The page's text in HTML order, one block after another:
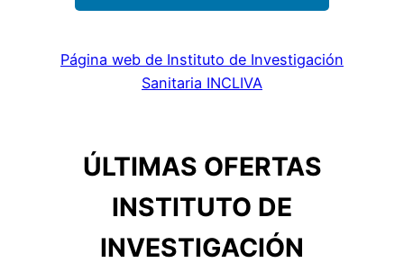
Página web de Instituto de Investigación
Sanitaria INCLIVA
ÚLTIMAS OFERTAS
INSTITUTO DE
INVESTIGACIÓN